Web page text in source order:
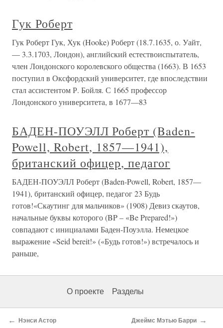
Гук Роберт
Гук Роберт Гук, Хук (Hooke) Роберт (18.7.1635, о. Уайт,
— 3.3.1703, Лондон), английский естествоиспытатель,
член Лондонского королевского общества (1663). В 1653
поступил в Оксфордский университет, где впоследствии
стал ассистентом Р. Бойля. С 1665 профессор
Лондонского университета, в 1677—83
БАДЕН-ПОУЭЛЛ Роберт (Baden-
Powell, Robert, 1857—1941),
британский офицер, педагог
БАДЕН-ПОУЭЛЛ Роберт (Baden-Powell, Robert, 1857—
1941), британский офицер, педагог 23 Будь
готов!«Скаутинг для мальчиков» (1908) Девиз скаутов,
начальные буквы которого (BP – «Be Prepared!»)
совпадают с инициалами Баден-Поуэлла. Немецкое
выражение «Seid bereit!» («Будь готов!») встречалось и
раньше,
О проекте Разделы
← Нэнси Астор Джеймс Мэтью Барри →